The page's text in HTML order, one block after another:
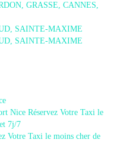
GRASSE, CANNES,
SAINTE-MAXIME
SAINTE-MAXIME
Nice Réservez Votre Taxi le
7j/7
Votre Taxi le moins cher de